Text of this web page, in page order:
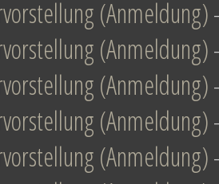
(Anmeldung)
(Anmeldung)
(Anmeldung)
(Anmeldung)
(Anmeldung)